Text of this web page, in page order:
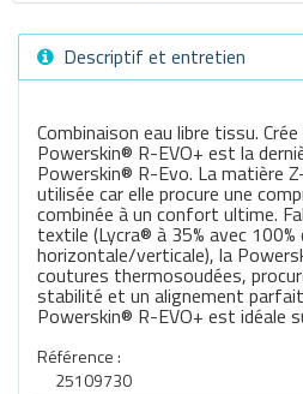
Descriptif et entretien
Combinaison eau libre tissu.
Powerskin® R-EVO+ est la
Powerskin® R-Evo. La matière
utilisée car elle procure une
combinée à un confort ultime.
textile (Lycra® à 35% avec
horizontale/verticale), la
coutures thermosoudées,
stabilité et un alignement
Powerskin® R-EVO+ est idéale
Référence :
25109730